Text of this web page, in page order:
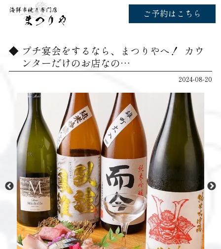
ご予約はこちら
プチ宴会をするなら、まつりやへ！ ‌ カウ
ンターだけのお店なの…
2024-08-20